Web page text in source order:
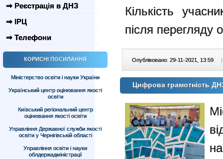
⇒ Реєстрація в ДНЗ
⇒ ІРЦ
⇒ Телефони
КОРИСНІ ПОСИЛАННЯ
Міністерство освіти і науки України
Український центр оцінювання якості
освіти
Київський регіональний центр
оцінювання якості освіти
Управління Державної служби якості
освіти у Чернігівській області
Управління освіти і науки
облдержадміністрації
Кількість
після перегляду
Опубліковано: 29-11-2021, 13:59 |
Цифрова грамотність